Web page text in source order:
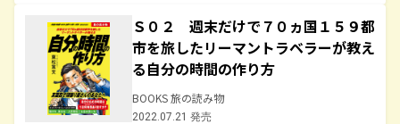
Ｓ０２ 週末だけで７０ヵ国１５９都
市を旅したリーマントラベラーが教え
る自分の時間の作り方
BOOKS 旅の読み物
2022.07.21 発売